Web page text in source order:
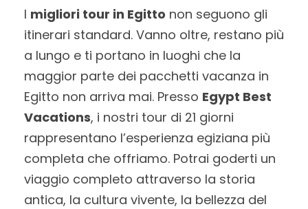
I migliori tour in Egitto non seguono gli
itinerari standard. Vanno oltre, restano più
a lungo e ti portano in luoghi che la
maggior parte dei pacchetti vacanza in
Egitto non arriva mai. Presso Egypt Best
Vacations, i nostri tour di 21 giorni
rappresentano l’esperienza egiziana più
completa che offriamo. Potrai goderti un
viaggio completo attraverso la storia
antica, la cultura vivente, la bellezza del